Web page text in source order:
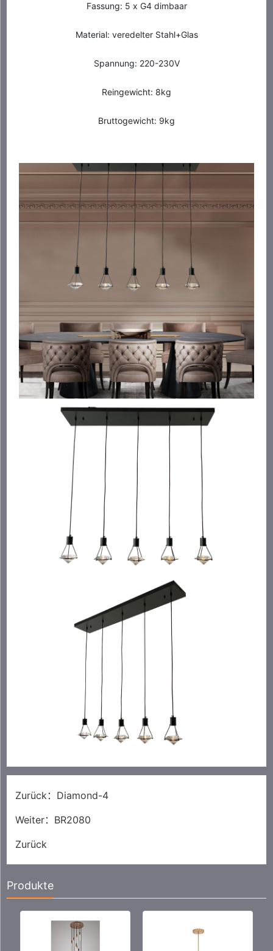
Fassung: 5 x G4 dimbaar
Material: veredelter Stahl+Glas
Spannung: 220-230V
Reingewicht: 8kg
Bruttogewicht: 9kg
Zurück： Diamond-4
Weiter： BR2080
Zurück
Produkte